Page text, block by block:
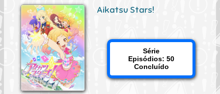
Aikatsu Stars!
Série
Episódios: 50
Concluído